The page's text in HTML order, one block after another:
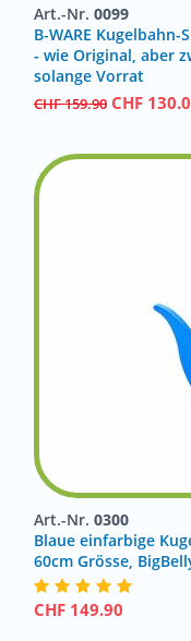
Art.-Nr. 0099
B-WARE
- wie Original, aber
solange Vorrat
CHF159.90 CHF
Art.-Nr. 0300
Blaue einfarbige
60cm Grösse,
CHF 149.90